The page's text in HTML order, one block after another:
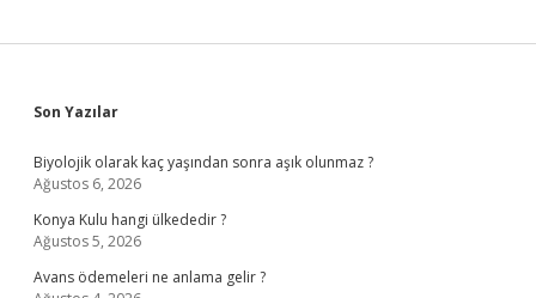
Sidebar
Son Yazılar
Biyolojik olarak kaç yaşından sonra aşık olunmaz ?
Ağustos 6, 2026
Konya Kulu hangi ülkededir ?
Ağustos 5, 2026
Avans ödemeleri ne anlama gelir ?